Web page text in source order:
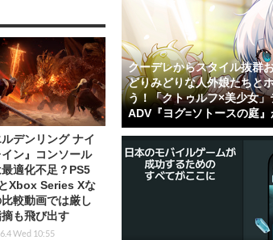
ルデンリング ナイ
イン』コンソール
適化不足？PS5
Xbox Series Xな
比較動画では厳し
も飛び出す
Wed 10:55
クーデレからスタイル抜群
どりみどりな人外娘たちと
う！「クトゥルフ×美少女」
ADV『ヨグ=ソトースの庭